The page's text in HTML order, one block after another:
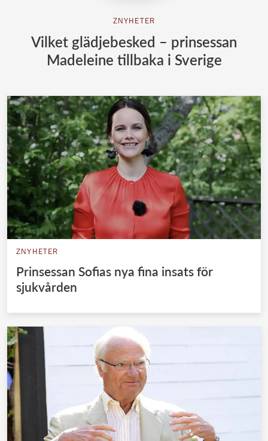
ZNYHETER
Vilket glädjebesked – prinsessan
Madeleine tillbaka i Sverige
ZNYHETER
Prinsessan Sofias nya fina insats för
sjukvården